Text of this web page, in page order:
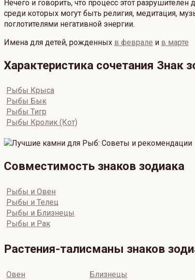
Нечего и говорить, что процесс этот
среди которых могут быть религия, медитация,
поглотителями негативной энергии.
Имена для детей, рожденных в феврале и в марте
Характеристика сочетания
Рыбы Крыса
Рыбы Бык
Рыбы Тигр
Рыбы Кролик (Кот)
Совместимость знаков зодиака
Рыбы и Овен
Рыбы и Телец
Рыбы и Близнецы
Рыбы и Рак
Растения-талисманы знаков
Овен
Близнецы